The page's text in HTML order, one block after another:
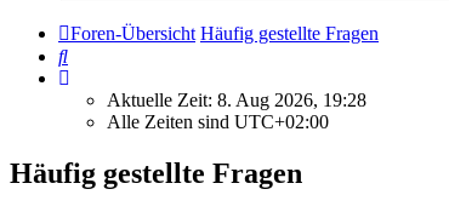
Foren-Übersicht Häufig gestellte Fragen
Suche
Aktuelle Zeit: 8. Aug 2026, 19:28
Alle Zeiten sind UTC+02:00
Häufig gestellte Fragen